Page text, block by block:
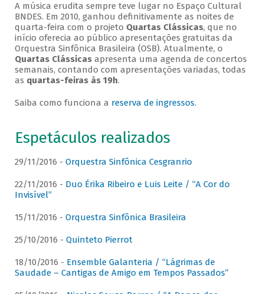
A música erudita sempre teve lugar no Espaço Cultural
BNDES. Em 2010, ganhou definitivamente as noites de
quarta-feira com o projeto Quartas Clássicas, que no
início oferecia ao público apresentações gratuitas da
Orquestra Sinfônica Brasileira (OSB). Atualmente, o
Quartas Clássicasapresenta uma agenda de concertos
semanais, contando com apresentações variadas, todas
as quartas-feiras às 19h.
Saiba como funciona a reserva de ingressos.
Espetáculos realizados
29/11/2016 - Orquestra Sinfônica Cesgranrio
22/11/2016 - Duo Érika Ribeiro e Luis Leite / “A Cor do
Invisível”
15/11/2016 - Orquestra Sinfônica Brasileira
25/10/2016 - Quinteto Pierrot
18/10/2016 - Ensemble Galanteria / “Lágrimas de
Saudade – Cantigas de Amigo em Tempos Passados”